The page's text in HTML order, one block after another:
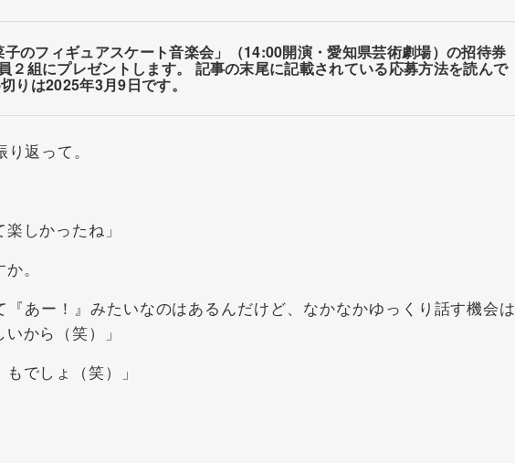
のフィギュアスケート音楽会」（14:00開演・愛知県芸術劇場）の招待券
組にプレゼントします。 記事の末尾に記載されている応募方法を読んで
りは2025年3月9日です。
返って。
しかったね」
。
あー！』みたいなのはあるんだけど、なかなかゆっくり話す機会は
から（笑）」
でしょ（笑）」